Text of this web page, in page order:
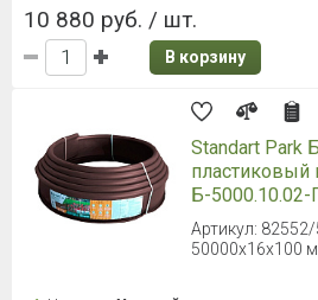
10 880 руб. / шт.
В корзину
Standart Park
пластиковый
Б-
Артикул: 82552/
50000x16x100